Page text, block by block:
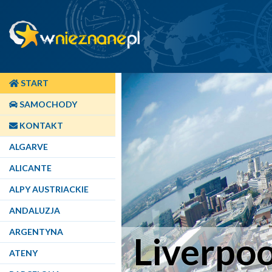
START
SAMOCHODY
KONTAKT
ALGARVE
ALICANTE
ALPY AUSTRIACKIE
ANDALUZJA
ARGENTYNA
ATENY